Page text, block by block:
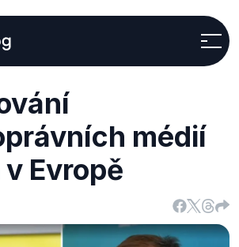
médií
Evropě